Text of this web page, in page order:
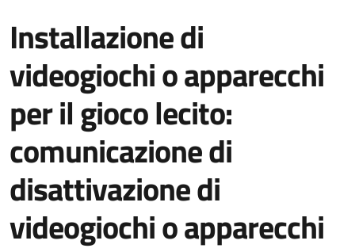
Installazione di
videogiochi o apparecchi
per il gioco lecito:
comunicazione di
disattivazione di
videogiochi o apparecchi